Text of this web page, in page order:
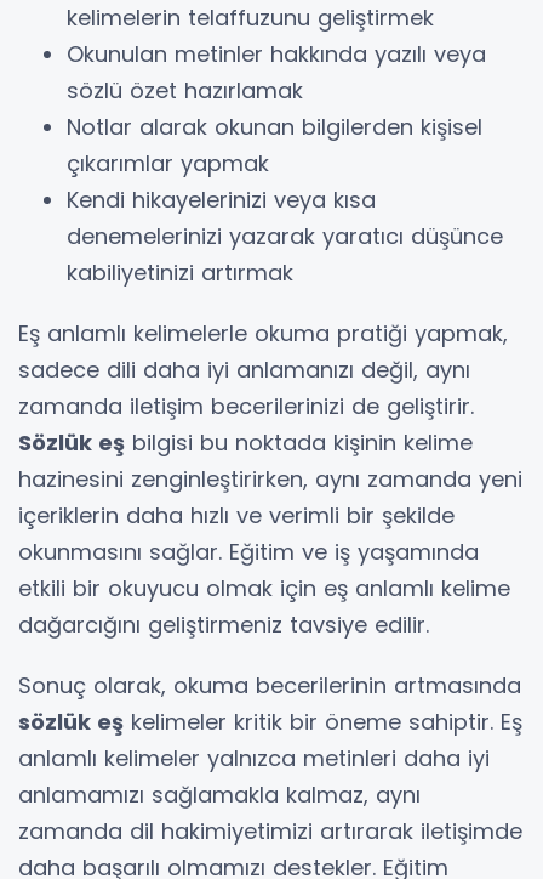
kelimelerin telaffuzunu geliştirmek
Okunulan metinler hakkında yazılı veya
sözlü özet hazırlamak
Notlar alarak okunan bilgilerden kişisel
çıkarımlar yapmak
Kendi hikayelerinizi veya kısa
denemelerinizi yazarak yaratıcı düşünce
kabiliyetinizi artırmak
Eş anlamlı kelimelerle okuma pratiği yapmak,
sadece dili daha iyi anlamanızı değil, aynı
zamanda iletişim becerilerinizi de geliştirir.
Sözlük eş bilgisi bu noktada kişinin kelime
hazinesini zenginleştirirken, aynı zamanda yeni
içeriklerin daha hızlı ve verimli bir şekilde
okunmasını sağlar. Eğitim ve iş yaşamında
etkili bir okuyucu olmak için eş anlamlı kelime
dağarcığını geliştirmeniz tavsiye edilir.
Sonuç olarak, okuma becerilerinin artmasında
sözlük eş kelimeler kritik bir öneme sahiptir. Eş
anlamlı kelimeler yalnızca metinleri daha iyi
anlamamızı sağlamakla kalmaz, aynı
zamanda dil hakimiyetimizi artırarak iletişimde
daha başarılı olmamızı destekler. Eğitim